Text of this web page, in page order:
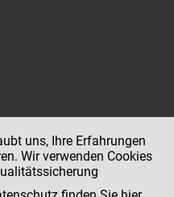
uns, Ihre Erfahrungen
Wir verwenden Cookies